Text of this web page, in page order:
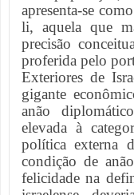
apresenta-se
li, aquela que
precisão
proferida pelo
Exteriores de
gigante
anão
elevada à
política externa
condição de
felicidade na